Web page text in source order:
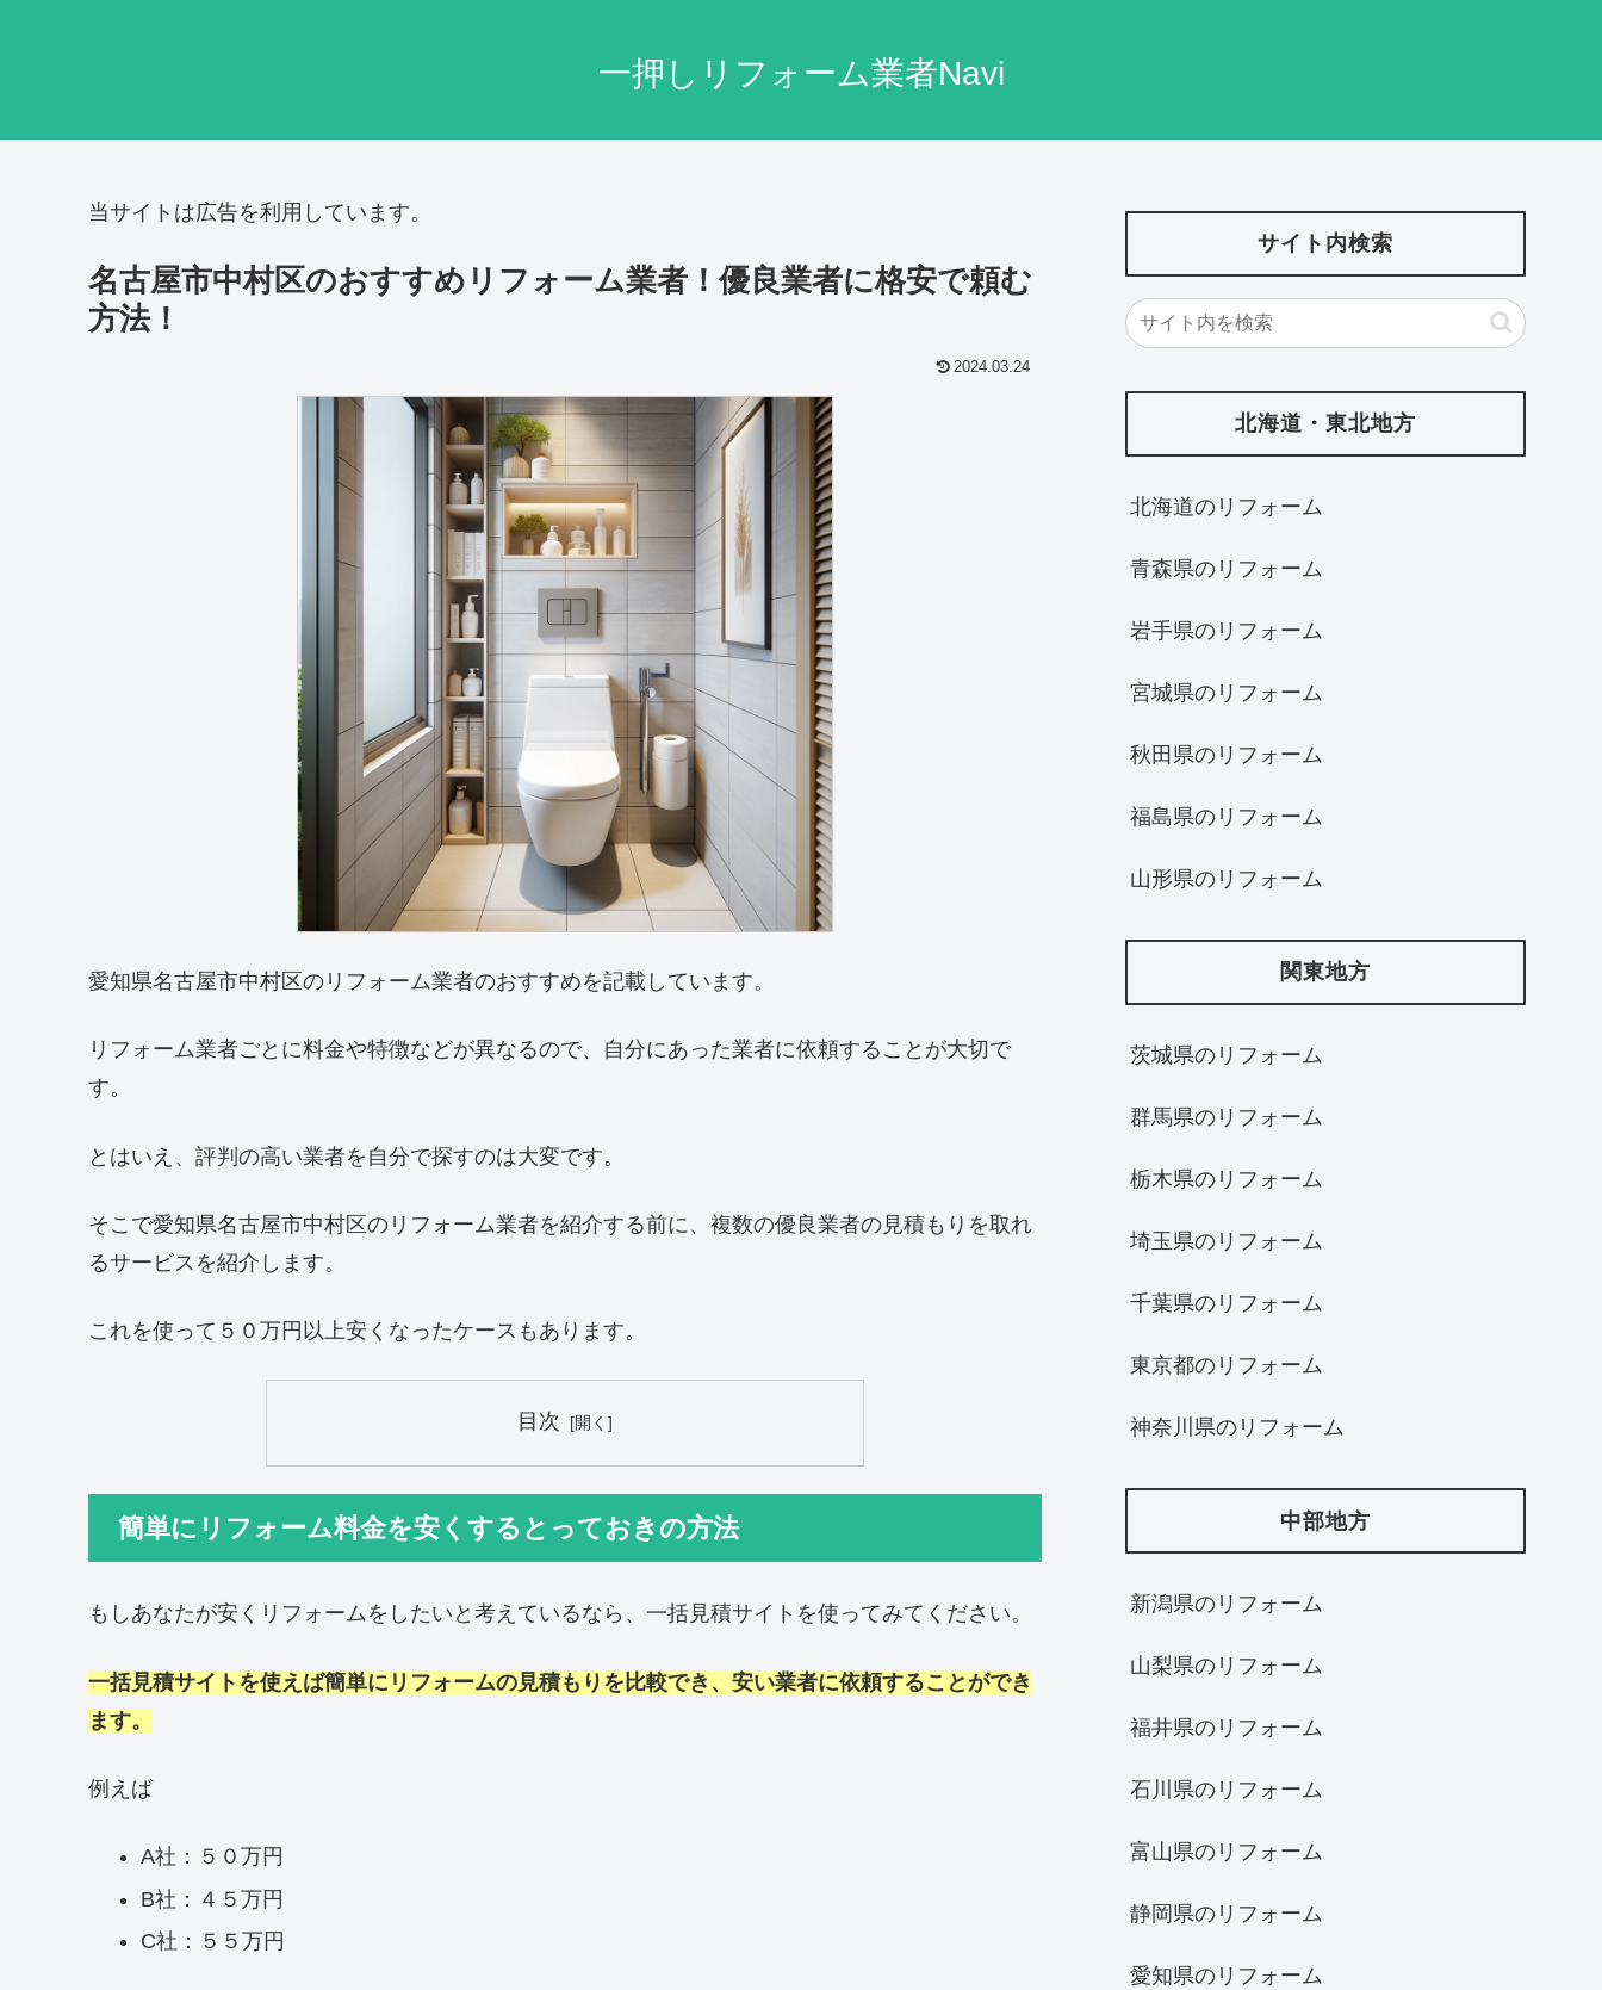
一押しリフォーム業者Navi
当サイトは広告を利用しています。
名古屋市中村区のおすすめリフォーム業者！優良業者に格安で頼む
方法！
2024.03.24
愛知県名古屋市中村区のリフォーム業者のおすすめを記載しています。
リフォーム業者ごとに料金や特徴などが異なるので、自分にあった業者に依頼することが大切で
す。
とはいえ、評判の高い業者を自分で探すのは大変です。
そこで愛知県名古屋市中村区のリフォーム業者を紹介する前に、複数の優良業者の見積もりを取れ
るサービスを紹介します。
これを使って５０万円以上安くなったケースもあります。
目次
簡単にリフォーム料金を安くするとっておきの方法
もしあなたが安くリフォームをしたいと考えているなら、一括見積サイトを使ってみてください。
一括見積サイトを使えば簡単にリフォームの見積もりを比較でき、安い業者に依頼することができ
ます。
例えば
A社：５０万円
B社：４５万円
C社：５５万円
サイト内検索
北海道・東北地方
北海道‎のリフォーム
青森県のリフォーム
岩手県のリフォーム
宮城県のリフォーム
秋田県のリフォーム
福島県のリフォーム
山形県のリフォーム
関東地方
茨城県のリフォーム
群馬県のリフォーム
栃木県のリフォーム
埼玉県のリフォーム
千葉県のリフォーム
東京都のリフォーム
神奈川県のリフォーム
中部地方
新潟県のリフォーム
山梨県のリフォーム
福井県のリフォーム
石川県のリフォーム
富山県のリフォーム
静岡県のリフォーム
愛知県のリフォーム